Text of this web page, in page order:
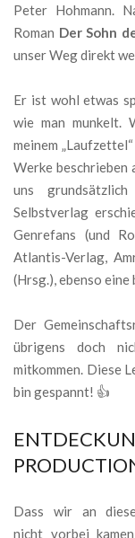
Peter Hohmann.
Roman Der Sohn
unser Weg direkt
Er ist wohl etwas
wie man munkelt.
meinem
Werke beschrieben
uns
Selbstverlag
Genrefans (und
Atlantis-Verlag,
(Hrsg.), ebenso
Der
übrigens doch
mitkommen. Diese
bin gespannt! 👍
Dass wir an
nicht vorbei